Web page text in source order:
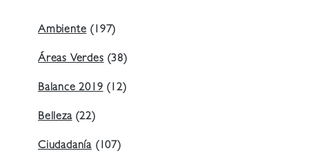
Ambiente (197)
Áreas Verdes (38)
Balance 2019 (12)
Belleza(22)
Ciudadanía (107)